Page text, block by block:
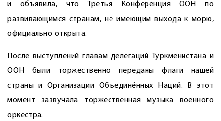
и объявила, что Третья Конференция ООН по
развивающимся странам, не имеющим выхода к морю,
официально открыта.
После выступлений главам делегаций Туркменистана и
ООН были торжественно переданы флаги нашей
страны и Организации Объединённых Наций. В этот
момент зазвучала торжественная музыка военного
оркестра.